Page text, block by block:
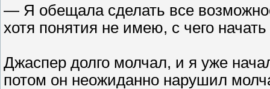
— Я обещала сделать все
хотя понятия не имею, с чего
Джаспер долго молчал, и я уже
потом он неожиданно нарушил